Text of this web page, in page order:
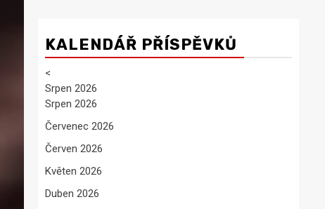
KALENDÁŘ PŘÍSPĚVKŮ
<
Srpen 2026
Srpen 2026
Červenec 2026
Červen 2026
Květen 2026
Duben 2026